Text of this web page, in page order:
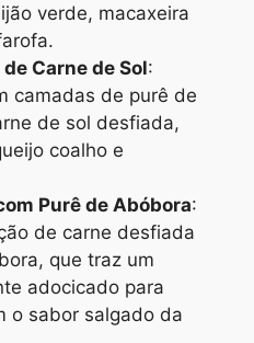
verde, macaxeira
Carne de Sol:
camadas de purê de
de sol desfiada,
coalho e
Purê de Abóbora:
de carne desfiada
que traz um
adocicado para
o sabor salgado da